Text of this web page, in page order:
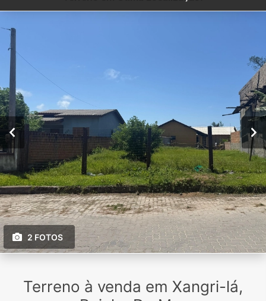
2 FOTOS
Terreno à venda em Xangri-lá,